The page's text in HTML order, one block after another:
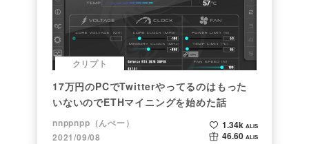
クリプト
17万円のPCでTwitterやってるのはもった
いないのでETHマイニングを始めた話
nnppnpp（んぺー）
2021/09/08
1.34k ALIS
46.60 ALIS